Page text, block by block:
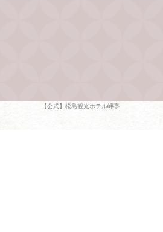
【公式】松島観光ホテル岬亭